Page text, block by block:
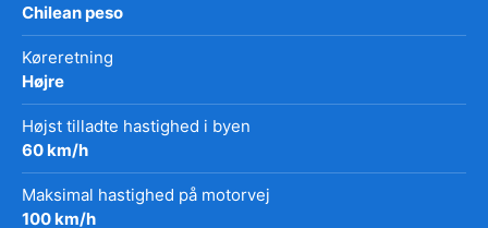
Chilean peso
Køreretning
Højre
Højst tilladte hastighed i byen
60 km/h
Maksimal hastighed på motorvej
100 km/h